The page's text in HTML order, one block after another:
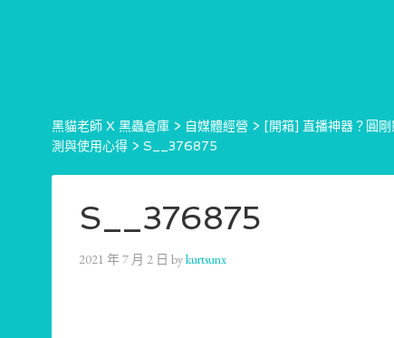
黑貓老師 X 黑蟲倉庫 > 自媒體經營 > [開箱] 直播神器？圓
測與使用心得 > S__376875
S__376875
2021 年 7 月 2 日 bykurtsunx